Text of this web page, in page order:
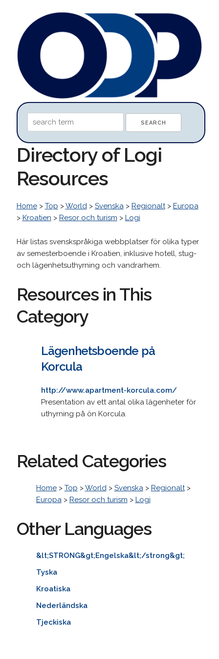
Directory of Logi
Resources
Home> Top >World> Svenska> Regionalt> Europa
> Kroatien > Resor och turism > Logi
Här listas svenskspråkiga webbplatser för olika typer
av semesterboende i Kroatien, inklusive hotell, stug-
och lägenhetsuthyrning och vandrarhem.
Resources in This
Category
Lägenhetsboende på
Korcula
http://www.apartment-korcula.com/
Presentation av ett antal olika lägenheter för
uthyrning på ön Korcula.
Related Categories
Home> Top >World> Svenska> Regionalt>
Europa> Resor och turism > Logi
Other Languages
&lt;STRONG&gt;Engelska&lt;/strong&gt;
Tyska
Kroatiska
Nederländska
Tjeckiska